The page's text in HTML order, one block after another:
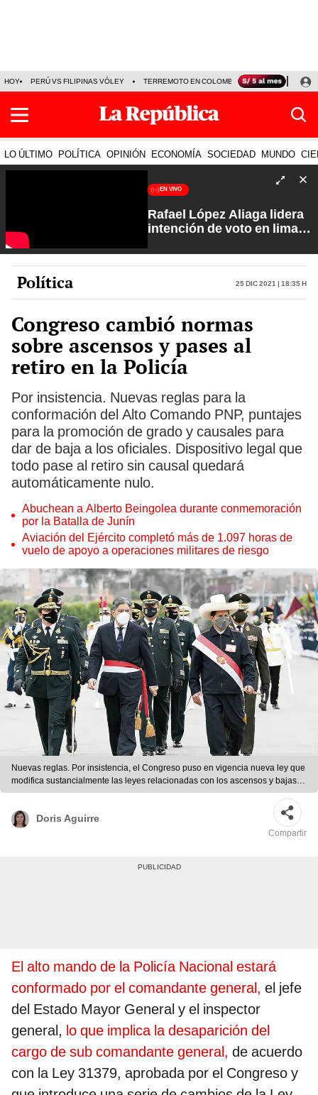
HOY PERÚ VS FILIPINAS VÓLEY TERREMOTO EN COLOMBIA EN VIVO
LO ÚLTIMO POLÍTICA OPINIÓN ECONOMÍA SOCIEDAD MUNDO
EN VIVO
Rafael López Aliaga lidera
intención de voto en lima
con Manuela Camacho
Política 25 Dic 2021 | 18:35 h
Congreso cambió normas
sobre ascensos y pases al
retiro en la Policía
Por insistencia. Nuevas reglas para la
conformación del Alto Comando PNP, puntajes
para la promoción de grado y causales para
dar de baja a los oficiales. Dispositivo legal que
todo pase al retiro sin causal quedará
automáticamente nulo.
Abuchean a Alberto Beingolea durante conmemoración
por la Batalla de Junín
Aviación del Ejército completó más de 1.097 horas de
vuelo de apoyo a operaciones militares de riesgo
Nuevas reglas. Por insistencia, el Congreso puso en vigencia nueva ley que
modifica sustancialmente las leyes relacionadas con los ascensos y bajas
en la PNP. Foto: difusión
Doris Aguirre
Compartir
El alto mando de la Policía Nacional estará
conformado por el comandante general, el jefe
del Estado Mayor General y el inspector
general, lo que implica la desaparición del
cargo de sub comandante general, de acuerdo
con la Ley 31379, aprobada por el Congreso y